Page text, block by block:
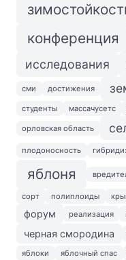
конференция
исследования
сми достижения
студенты массачусетс
орловская область
плодоносность
яблоня
сорт полиплоиды
форум реализация
черная смородина
яблоки яблочный спас